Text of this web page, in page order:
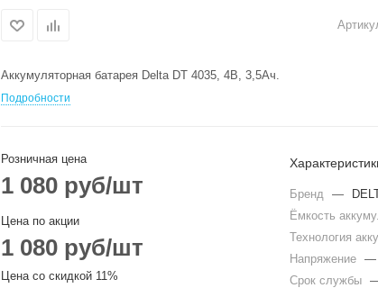
Аккумуляторная батарея Delta DT 4035, 4В, 3,5Ач.
Подробности
Розничная цена
1 080 руб/шт
Цена по акции
1 080 руб/шт
Цена со скидкой 11%
Бренд —
Ёмкость
Технология
Напряжение —
Срок службы